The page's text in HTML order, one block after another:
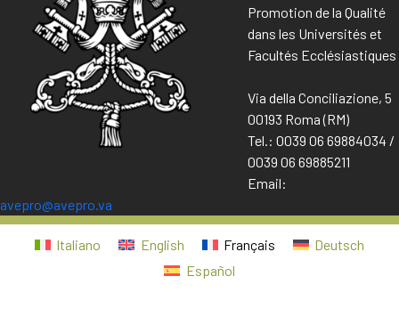
Promotion de la Qualité
dans les Universités et
Facultés Ecclésiastiques
Via della Conciliazione, 5
00193 Roma (RM)
Tel.: 0039 06 69884034 /
0039 06 69885211
Email:
avepro@avepro.va
Italiano English Français
Deutsch
Español